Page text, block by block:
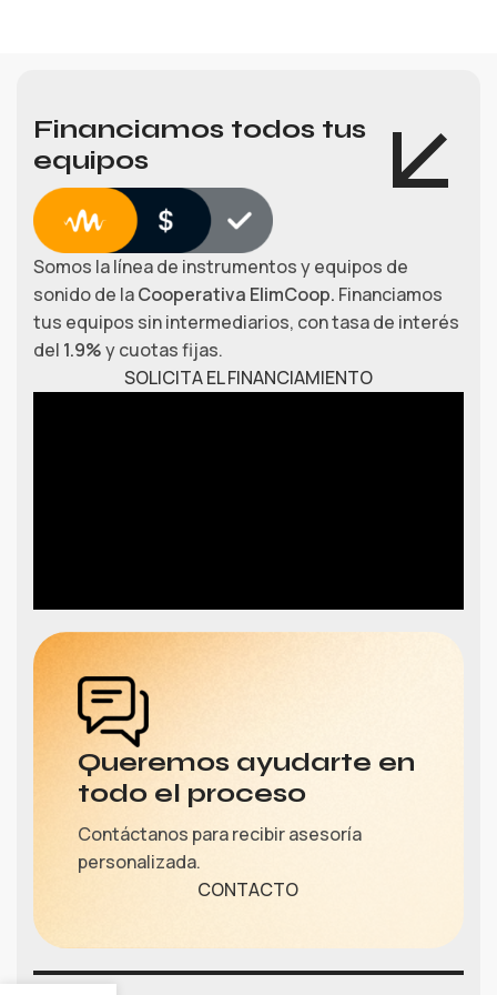
Financiamos todos tus
equipos
Somos la línea de instrumentos y equipos de
sonido de laCooperativa ElimCoop. Financiamos
tus equipos sin intermediarios, con tasa de interés
del 1.9%y cuotas fijas.
SOLICITA EL FINANCIAMIENTO
Queremos ayudarte en
todo el proceso
Contáctanos para recibir asesoría
personalizada.
CONTACTO